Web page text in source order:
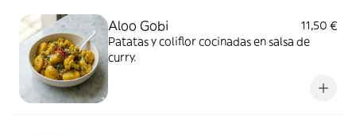
Aloo Gobi
11,50 €
Patatas y coliflor cocinadas en salsa de
curry.